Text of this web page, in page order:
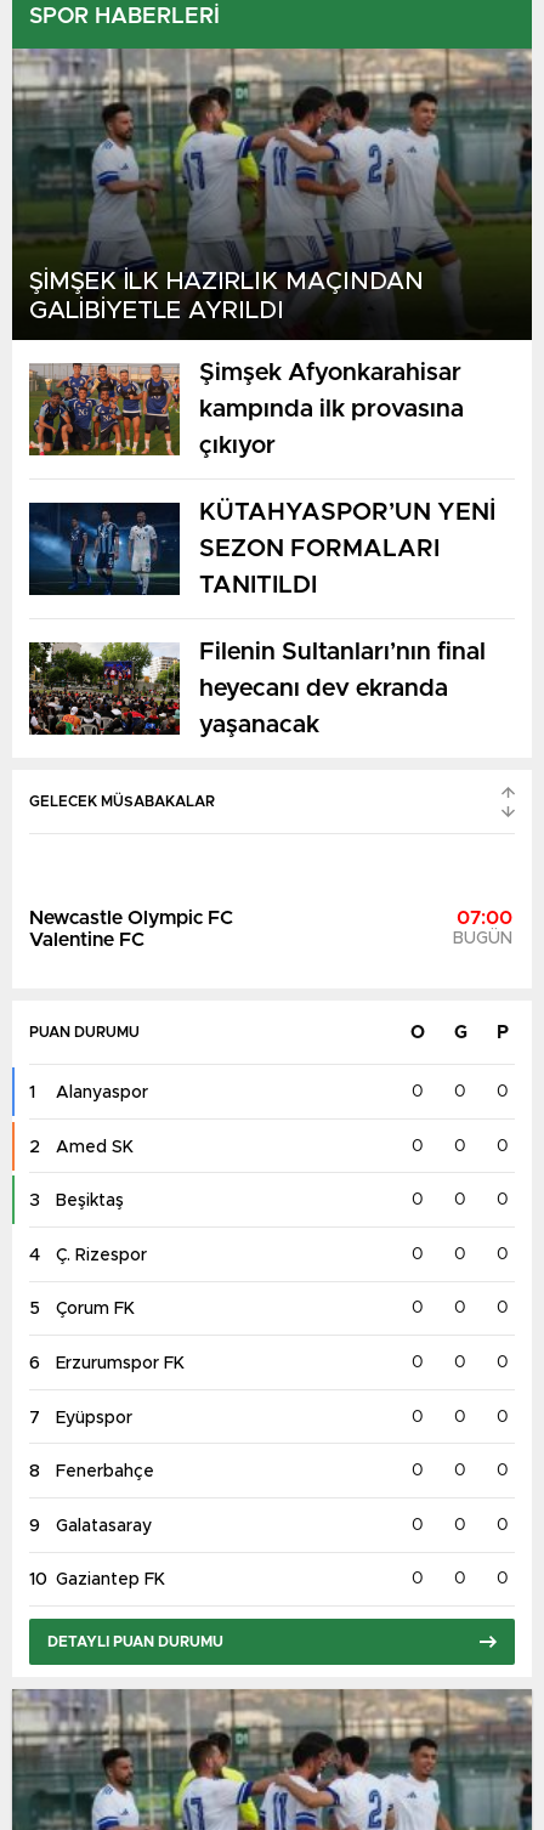
SPOR HABERLERİ
ŞİMŞEK İLK HAZIRLIK MAÇINDAN
GALİBİYETLE AYRILDI
Şimşek Afyonkarahisar
kampında ilk provasına
çıkıyor
KÜTAHYASPOR’UN YENİ
SEZON FORMALARI
TANITILDI
Filenin Sultanları’nın final
heyecanı dev ekranda
yaşanacak
GELECEK MÜSABAKALAR
Petone FC
07:00
Western Suburbs FC
South Hobart
Riverside Ol
Newcastle Olympic FC
07:00
Valentine FC
BUGÜN
PUAN DURUMU O G P
1 Alanyaspor 0 0 0
2 Amed SK 0 0 0
3 Beşiktaş 0 0 0
4 Ç. Rizespor 0 0 0
5 Çorum FK 0 0 0
6 Erzurumspor FK 0 0 0
7 Eyüpspor 0 0 0
8 Fenerbahçe 0 0 0
9 Galatasaray 0 0 0
10 Gaziantep FK 0 0 0
DETAYLI PUAN DURUMU